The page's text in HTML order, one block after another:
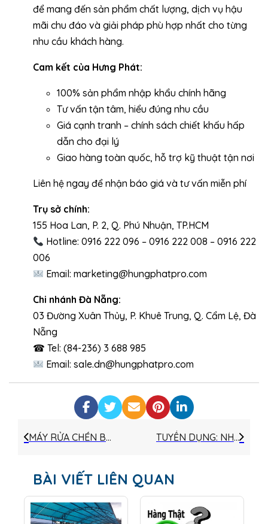
để mang đến sản phẩm chất lượng, dịch vụ hậu
mãi chu đáo và giải pháp phù hợp nhất cho từng
nhu cầu khách hàng.
Cam kết của Hưng Phát:
100% sản phẩm nhập khẩu chính hãng
Tư vấn tận tâm, hiểu đúng nhu cầu
Giá cạnh tranh – chính sách chiết khấu hấp
dẫn cho đại lý
Giao hàng toàn quốc, hỗ trợ kỹ thuật tận nơi
Liên hệ ngay để nhận báo giá và tư vấn miễn phí
Trụ sở chính:
155 Hoa Lan, P. 2, Q. Phú Nhuận, TP.HCM
Hotline: 0916 222 096 – 0916 222 008 – 0916 222
006
Email: marketing@hungphatpro.com
Chi nhánh Đà Nẵng:
03 Đường Xuân Thủy, P. Khuê Trung, Q. Cẩm Lệ, Đà
Nẵng
☎ Tel: (84-236) 3 688 985
Email: sale.dn@hungphatpro.com
MÁY RỬA CHÉN BÁT CÔNG NGHIỆP OZTI OBM 1080 – GIẢI PHÁP RỬA CHÉN TOÀN DIỆN CHO BẾP ĂN CHUYÊN NGHIỆP TUYỂN DỤNG: NHÂN VIÊN KINH DOANH
BÀI VIẾT LIÊN QUAN